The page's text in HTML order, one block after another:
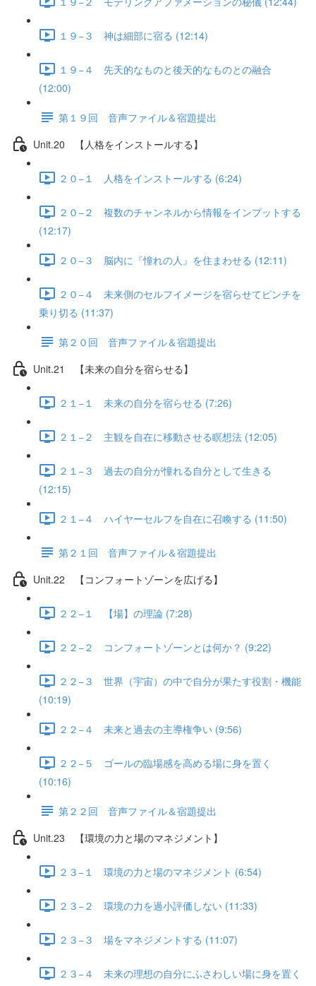
１９−３ 神は細部に宿る (12:14)
１９−４ 先天的なものと後天的なものとの融合
(12:00)
第１９回 音声ファイル＆宿題提出
Unit.20 【人格をインストールする】
２０−１ 人格をインストールする (6:24)
２０−２ 複数のチャンネルから情報をインプットする
(12:17)
２０−３ 脳内に『憧れの人』を住まわせる (12:11)
２０−４ 未来側のセルフイメージを宿らせてピンチを
乗り切る (11:37)
第２０回 音声ファイル＆宿題提出
Unit.21 【未来の自分を宿らせる】
２１−１ 未来の自分を宿らせる (7:26)
２１−２ 主観を自在に移動させる瞑想法 (12:05)
２１−３ 過去の自分が憧れる自分として生きる
(12:15)
２１−４ ハイヤーセルフを自在に召喚する (11:50)
第２１回 音声ファイル＆宿題提出
Unit.22 【コンフォートゾーンを広げる】
２２−１ 【場】の理論 (7:28)
２２−２ コンフォートゾーンとは何か？ (9:22)
２２−３ 世界（宇宙）の中で自分が果たす役割・機能
(10:19)
２２−４ 未来と過去の主導権争い (9:56)
２２−５ ゴールの臨場感を高める場に身を置く
(10:16)
第２２回 音声ファイル＆宿題提出
Unit.23 【環境の力と場のマネジメント】
２３−１ 環境の力と場のマネジメント (6:54)
２３−２ 環境の力を過小評価しない (11:33)
２３−３ 場をマネジメントする (11:07)
２３−４ 未来の理想の自分にふさわしい場に身を置く